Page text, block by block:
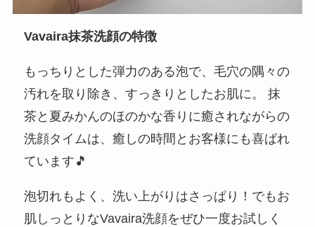
Vavaira抹茶洗顔の特徴
もっちりとした弾力のある泡で、毛穴の隅々の
汚れを取り除き、すっきりとしたお肌に。 抹
茶と夏みかんのほのかな香りに癒されながらの
洗顔タイムは、癒しの時間とお客様にも喜ばれ
ています🎵
泡切れもよく、洗い上がりはさっぱり！でもお
肌しっとりなVavaira洗顔をぜひ一度お試しく